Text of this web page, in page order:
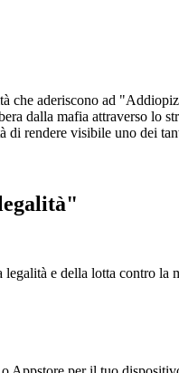
che aderiscono ad
dalla mafia attraverso lo
rendere visibile uno dei
e della lotta contro